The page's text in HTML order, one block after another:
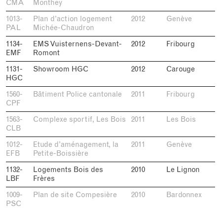
CMA Monthey
1013-
PAL
Plan d’action logement
Michée-Chaudron
2012 Genève
1134-
EMF
EMS Vuisternens-Devant-
Romont
2012 Fribourg
1131-
HGC
Showroom HGC 2012 Carouge
1560-
CPF
Bâtiment Police cantonale 2011 Fribourg
1563-
CLB
Complexe sportif, Les Bois 2011 Les Bois
1012-
EFB
Etude d’aménagement, la
Petite-Boissière
2011 Genève
1132-
LBF
Logements Bois des
Frères
2010 Le Lignon
1009-
PSC
Plan de site Compesière 2010 Bardonnex